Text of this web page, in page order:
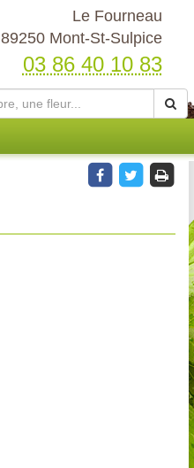
Le Fourneau
89250 Mont-St-Sulpice
03 86 40 10 83